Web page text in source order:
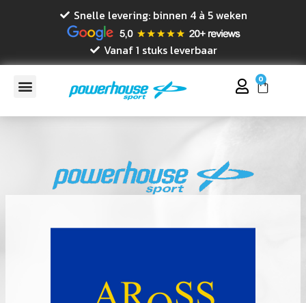
Snelle levering: binnen 4 à 5 weken
Vanaf 1 stuks leverbaar
0